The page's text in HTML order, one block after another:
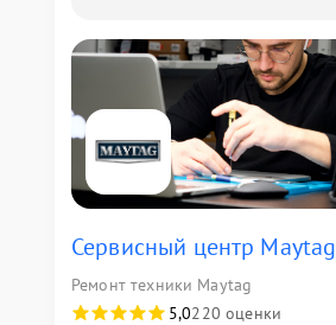
Сервисный центр Maytag
Ремонт техники Maytag
5,0220 оценки